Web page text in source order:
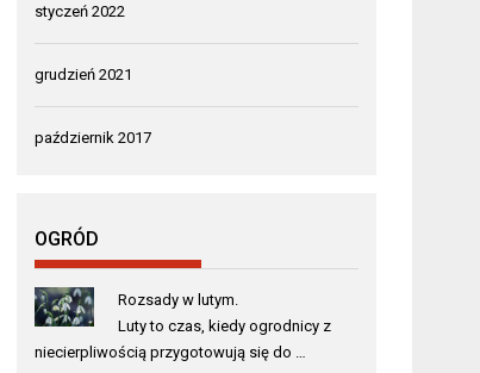
styczeń 2022
grudzień 2021
październik 2017
OGRÓD
Rozsady w lutym.
Luty to czas, kiedy ogrodnicy z
niecierpliwością przygotowują się do …